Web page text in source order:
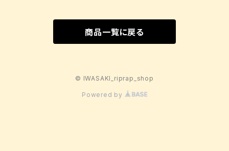
商品一覧に戻る
© IWASAKI_riprap_shop
Powered by